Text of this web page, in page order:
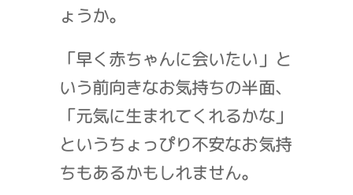
ょうか。
「早く赤ちゃんに会いたい」と
いう前向きなお気持ちの半面、
「元気に生まれてくれるかな」
というちょっぴり不安なお気持
ちもあるかもしれません。